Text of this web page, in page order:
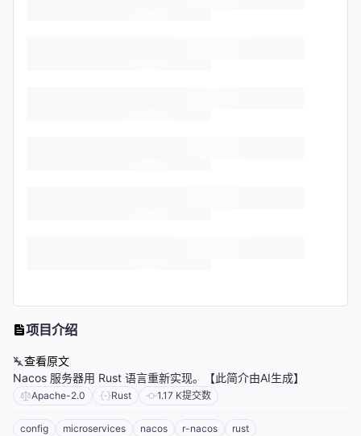
项目介绍
查看原文
Nacos 服务器用 Rust 语言重新实现。【此简介由AI生成】
Apache-2.0 Rust 1.17 K提交数
config microservices nacos r-nacos
rust